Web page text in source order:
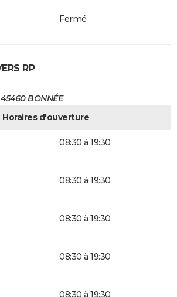
Fermé
RP
45460 BONNÉE
Horaires d'ouverture
08:30 à 19:30
08:30 à 19:30
08:30 à 19:30
08:30 à 19:30
08:30 à 19:30